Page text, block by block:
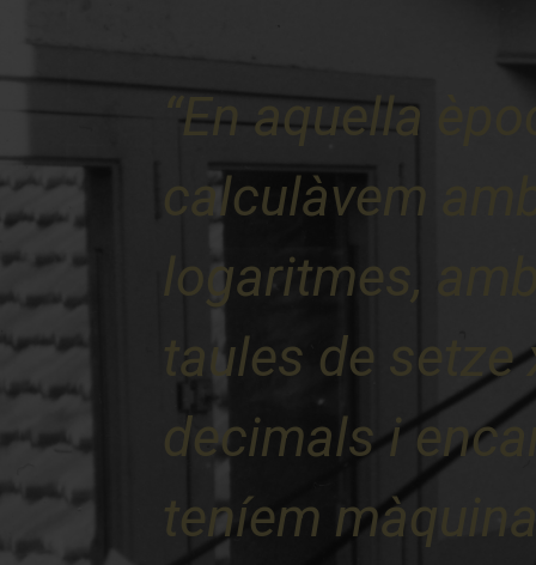
“En aquella
calculàvem
logaritmes,
taules de
decimals i
teníem